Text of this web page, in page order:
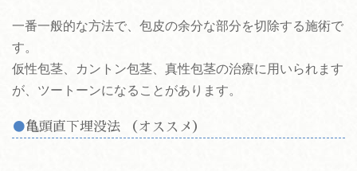
一番一般的な方法で、包皮の余分な部分を切除する施術で
す。
仮性包茎、カントン包茎、真性包茎の治療に用いられます
が、ツートーンになることがあります。
亀頭直下埋没法 （オススメ）